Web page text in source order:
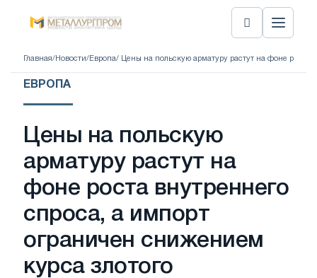
Главная/ Новости/ Европа/ Цены на польскую арматуру растут на фоне роста
ЕВРОПА
Цены на польскую
арматуру растут на
фоне роста внутреннего
спроса, а импорт
ограничен снижением
курса злотого